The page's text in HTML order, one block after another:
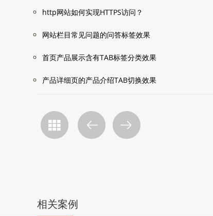
http网站如何实现HTTPS访问？
网站栏目常见问题的问答标签效果
首页产品展示含有TAB标签分类效果
产品详细页的产品介绍TAB切换效果
相关案例